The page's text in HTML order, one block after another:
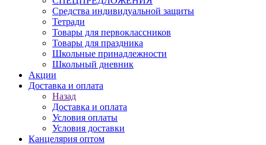
Средства индивидуальной защиты
Тетради
Товары для первоклассников
Товары для праздника
Школьные принадлежности
Школьный дневник
Акции
Доставка и оплата
Назад
Доставка и оплата
Условия оплаты
Условия доставки
Канцелярия оптом